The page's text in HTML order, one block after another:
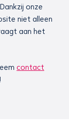
onze
niet alleen
aan het
contact